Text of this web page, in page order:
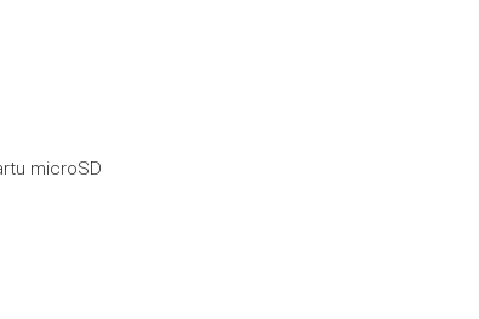
microSD